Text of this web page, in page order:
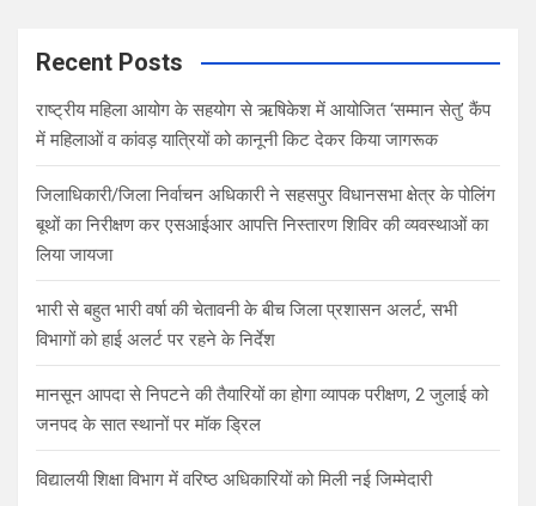
c
Recent Posts
राष्ट्रीय महिला आयोग के सहयोग से ऋषिकेश में आयोजित ‘सम्मान सेतु’ कैंप
में महिलाओं व कांवड़ यात्रियों को कानूनी किट देकर किया जागरूक
जिलाधिकारी/जिला निर्वाचन अधिकारी ने सहसपुर विधानसभा क्षेत्र के पोलिंग
बूथों का निरीक्षण कर एसआईआर आपत्ति निस्तारण शिविर की व्यवस्थाओं का
लिया जायजा
भारी से बहुत भारी वर्षा की चेतावनी के बीच जिला प्रशासन अलर्ट, सभी
विभागों को हाई अलर्ट पर रहने के निर्देश
मानसून आपदा से निपटने की तैयारियों का होगा व्यापक परीक्षण, 2 जुलाई को
जनपद के सात स्थानों पर मॉक ड्रिल
विद्यालयी शिक्षा विभाग में वरिष्ठ अधिकारियों को मिली नई जिम्मेदारी